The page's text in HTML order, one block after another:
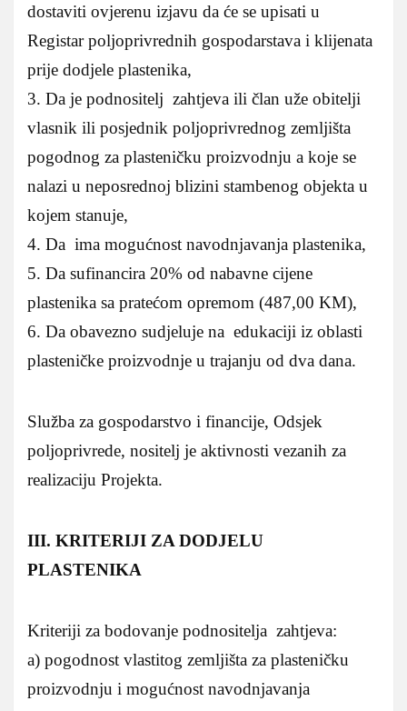
dostaviti ovjerenu izjavu da će se upisati u
Registar poljoprivrednih gospodarstava i klijenata
prije dodjele plastenika,
3. Da je podnositelj zahtjeva ili član uže obitelji
vlasnik ili posjednik poljoprivrednog zemljišta
pogodnog za plasteničku proizvodnju a koje se
nalazi u neposrednoj blizini stambenog objekta u
kojem stanuje,
4. Da ima mogućnost navodnjavanja plastenika,
5. Da sufinancira 20% od nabavne cijene
plastenika sa pratećom opremom (487,00 KM),
6. Da obavezno sudjeluje na edukaciji iz oblasti
plasteničke proizvodnje u trajanju od dva dana.
Služba za gospodarstvo i financije, Odsjek
poljoprivrede, nositelj je aktivnosti vezanih za
realizaciju Projekta.
III. KRITERIJI ZA DODJELU
PLASTENIKA
Kriteriji za bodovanje podnositelja zahtjeva:
a) pogodnost vlastitog zemljišta za plasteničku
proizvodnju i mogućnost navodnjavanja